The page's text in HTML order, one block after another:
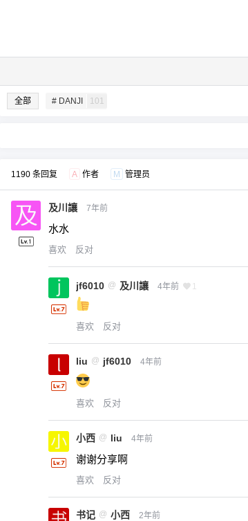
全部 # DANJI 101
1190 条回复 A 作者 M 管理员
及川讓 7年前
水水
喜欢 反对
jf6010 @ 及川讓 4年前 1
喜欢 反对
liu @ jf6010 4年前
喜欢 反对
小西 @ liu 4年前
谢谢分享啊
喜欢 反对
书记 @ 小西 2年前